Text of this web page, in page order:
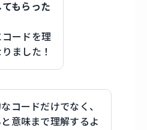
もらった
ードを理
ました！
コードだけでなく、
意味まで理解するよ